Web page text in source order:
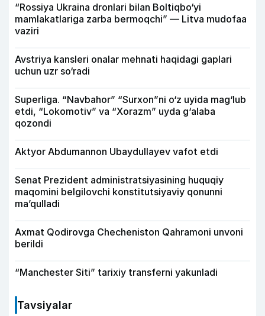
“Rossiya Ukraina dronlari bilan Boltiqbo‘yi
mamlakatlariga zarba bermoqchi” — Litva mudofaa
vaziri
Avstriya kansleri onalar mehnati haqidagi gaplari
uchun uzr so‘radi
Superliga. “Navbahor” “Surxon”ni o‘z uyida mag‘lub
etdi, “Lokomotiv” va “Xorazm” uyda g‘alaba
qozondi
Aktyor Abdu­mannon Ubaydullayev vafot etdi
Senat Prezident administratsiyasining huquqiy
maqomini belgilovchi konstitutsiyaviy qonunni
ma’qulladi
Axmat Qodirovga Checheniston Qahramoni unvoni
berildi
“Manchester Siti” tarixiy transferni yakunladi
Tavsiyalar